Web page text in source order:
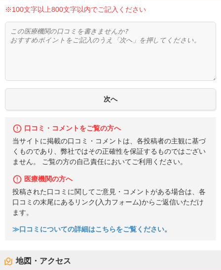
※100文字以上800文字以内でご記入ください
口コミ・コメントをご覧の方へ
当サイトに掲載の口コミ・コメントは、各投稿者の主観に基づ
くものであり、弊社ではその正確性を保証するものではござい
ません。 ご覧の方の自己責任においてご利用ください。
医療機関の方へ
投稿された口コミに関してご意見・コメントがある場合は、各
口コミの末尾にあるリンク(入力フォーム)からご返信いただけ
ます。
≫口コミについての詳細はこちらをご覧ください。
地図・アクセス